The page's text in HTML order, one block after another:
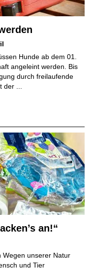
Hunde ab dem 01.
angeleint werden. Bis
durch freilaufende
...
an!“
Wegen unserer Natur
und Tier